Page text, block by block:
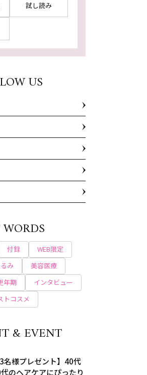
試し読み
US
付録
WEB限定
み
美容医療
年期
インタビュー
トコスメ
& EVENT
3名様プレゼント】40代
のヘアケアにぴったり